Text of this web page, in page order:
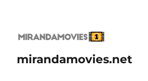
mirandamovies.net